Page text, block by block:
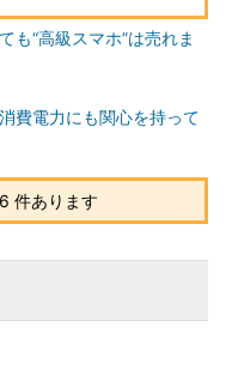
も“高級スマホ”は売れま
費電力にも関心を持って
件あります